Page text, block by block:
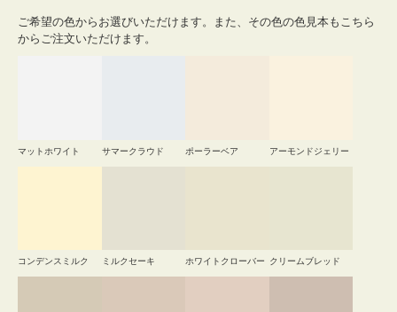
ご希望の色からお選びいただけます。また、その色の色見本もこちら
からご注文いただけます。
マットホワイト サマークラウド ポーラーベア アーモンドジェリー
コンデンスミルク ミルクセーキ ホワイトクローバー クリームブレッド